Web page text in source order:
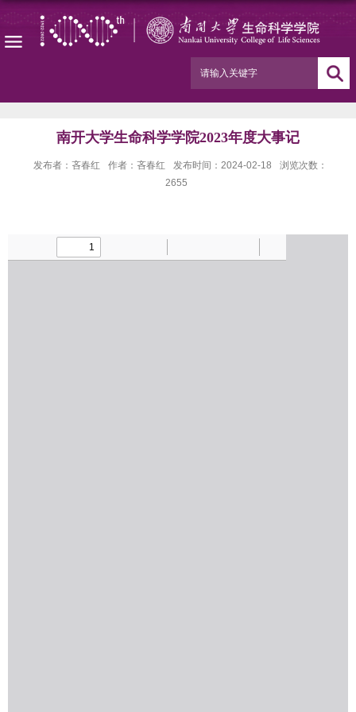
南开大学生命科学学院2023年度大事记
发布者：吝春红 作者：吝春红 发布时间：2024-02-18
浏览次数：
2655